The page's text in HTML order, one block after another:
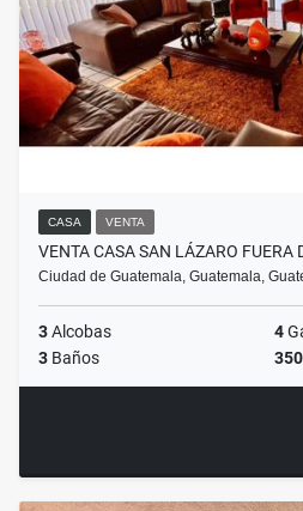
CASA VENTA
VENTA CASA SAN LÁZARO FUERA
Ciudad de Guatemala, Guatemala,
3Alcobas 4
3 Baños 350